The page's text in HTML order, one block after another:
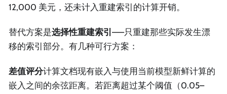
12,000 美元，还未计入重建索引的计算开销。
替代方案是选择性重建索引 ——只重建那些实际发生漂
移的索引部分。有几种可行方案：
差值评分计算文档现有嵌入与使用当前模型新鲜计算的
嵌入之间的余弦距离。若距离超过某个阈值（0.05–